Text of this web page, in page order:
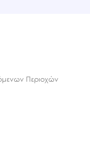
Περιοχών